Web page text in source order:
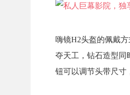
嗨镜H2头盔的佩戴
夺天工，钻石造型同
钮可以调节头带尺寸